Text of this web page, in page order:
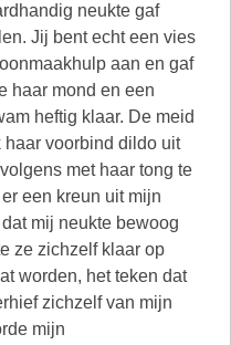
neukte gaf
Jij bent echt een vies
aan en gaf
haar mond en een
heftig klaar. De meid
haar voorbind dildo uit
met haar tong te
een kreun uit mijn
mij neukte bewoog
ze zichzelf klaar op
worden, het teken dat
zichzelf van mijn
mijn